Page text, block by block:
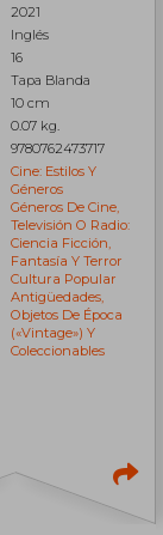
2021
Inglés
16
Tapa Blanda
10 cm
0.07 kg.
9780762473717
Cine: Estilos Y
Géneros
Géneros De Cine,
Televisión O Radio:
Ciencia Ficción,
Fantasía Y Terror
Cultura Popular
Antigüedades,
Objetos De Época
(«vintage») Y
Coleccionables